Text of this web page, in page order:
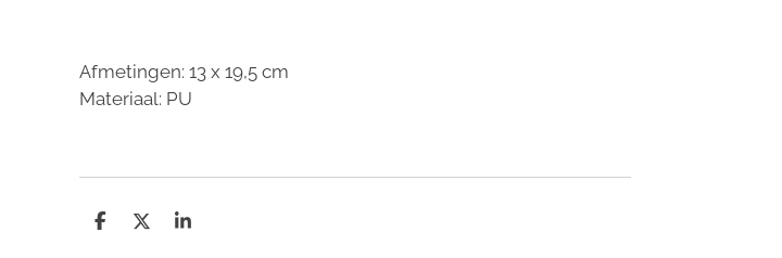
Afmetingen: 13 x 19,5 cm
Materiaal: PU
D
D
S